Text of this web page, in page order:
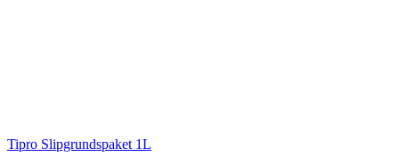
Tipro Slipgrundspaket 1L